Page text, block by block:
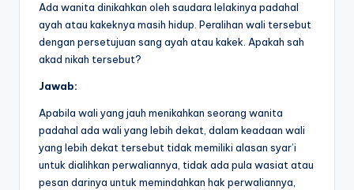
Ada wanita dinikahkan oleh saudara lelakinya padahal
ayah atau kakeknya masih hidup. Peralihan wali tersebut
dengan persetujuan sang ayah atau kakek. Apakah sah
akad nikah tersebut?
Jawab:
Apabila wali yang jauh menikahkan seorang wanita
padahal ada wali yang lebih dekat, dalam keadaan wali
yang lebih dekat tersebut tidak memiliki alasan syar’i
untuk dialihkan perwaliannya, tidak ada pula wasiat atau
pesan darinya untuk memindahkan hak perwaliannya,